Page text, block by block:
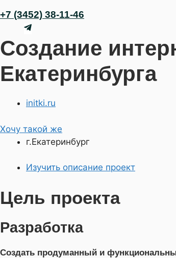
+7 (3452) 38-11-46
Создание
Екатеринбурга
initki.ru
Хочу такой же
г.Екатеринбург
Изучить описание проект
Цель проекта
Разработка
Создать продуманный и